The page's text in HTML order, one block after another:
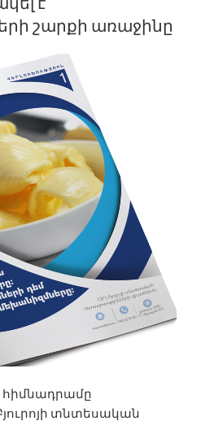
շարքի առաջինը
հիմնադրամը
տնտեսական